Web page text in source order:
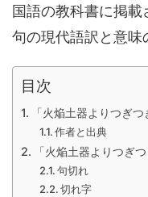
国語の教科書に掲
句の現代語訳と意味
目次
「火焔土器よりつぎ
作者と出典
「火焔土器よりつぎ
句切れ
切れ字